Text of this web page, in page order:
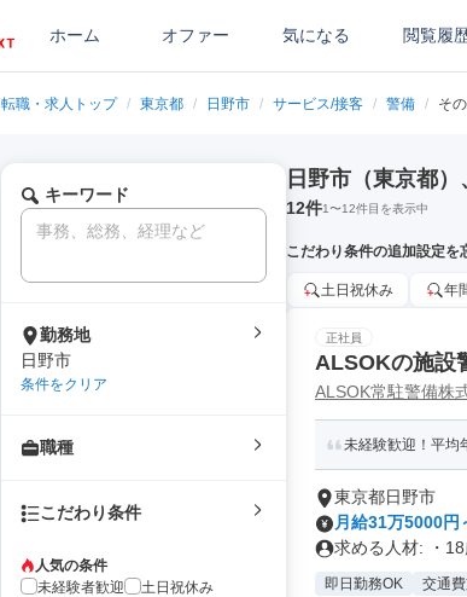
ホーム オファー 気になる 閲覧履
転職・求人トップ / 東京都 / 日野市 / サービス/接客 / 警備 / そ
キーワード
勤務地
日野市
条件をクリア
職種
こだわり条件
人気の条件
未経験者歓迎
土日祝休み
日野市（東京都
12件1〜12件目を表示中
こだわり条件の追加設定を
土日祝休み 年
正社員
ALSOKの施設
ALSOK常駐警備株
未経験歓迎！平均
東京都日野市
月給31万5000円
求める人材: ・
即日勤務OK 交通